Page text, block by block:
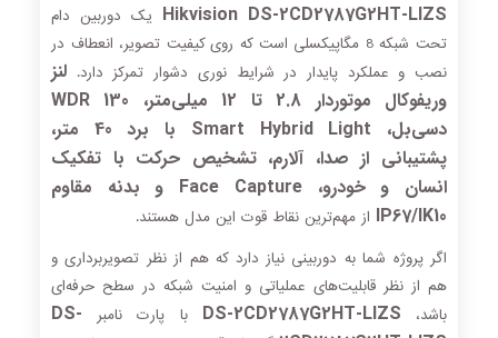
Hikvision DS-2CD2787G2HT-LIZS یک دوربین دام
تحت شبکه 8 مگاپیکسلی است که روی کیفیت تصویر، انعطاف در
نصب و عملکرد پایدار در شرایط نوری دشوار تمرکز دارد.لنز
وریفوکال موتوردار 2.8 تا 12 میلی‌متر، WDR 130
دسی‌بل، Smart Hybrid Light با برد 40 متر،
پشتیبانی از صدا، آلارم، تشخیص حرکت با تفکیک
انسان و خودرو، Face Capture و بدنه مقاوم
IP67/IK10 از مهم‌ترین نقاط قوت این مدل هستند.
اگر پروژه شما به دوربینی نیاز دارد که هم از نظر تصویربرداری و
هم از نظر قابلیت‌های عملیاتی و امنیت شبکه در سطح حرفه‌ای
باشد، DS-2CD2787G2HT-LIZS با پارت نامبر DS-